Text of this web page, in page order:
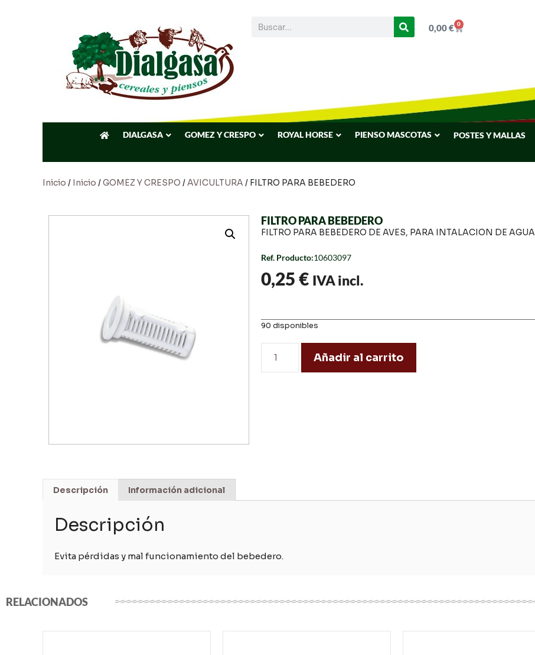
0,00€ 0
DIALGASA GOMEZ Y CRESPO ROYAL HORSE PIENSO MASCOTAS POSTES Y MALLAS
Inicio / Inicio /GOMEZ Y CRESPO /AVICULTURA / FILTRO PARA BEBEDERO
FILTRO PARA BEBEDERO
FILTRO PARA BEBEDERO DE AVES, PARA INTALACION DE AGUA
Ref. Producto:10603097
0,25€ IVA incl.
90 disponibles
Añadir al carrito
Descripción Información adicional
Descripción
Evita pérdidas y mal funcionamiento del bebedero.
RELACIONADOS